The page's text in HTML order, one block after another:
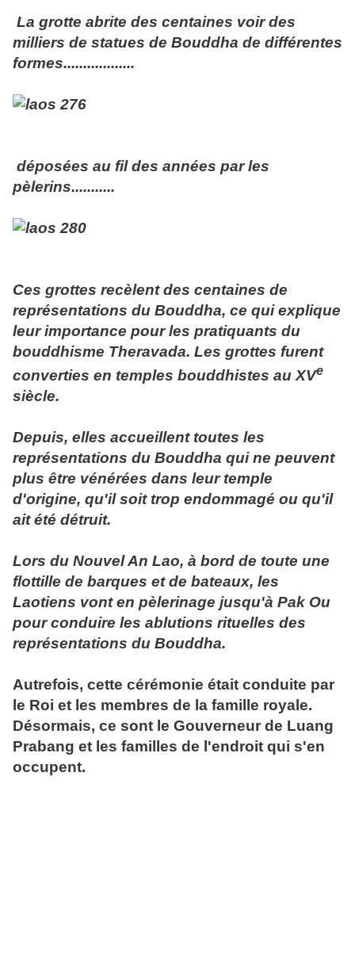
La grotte abrite des centaines voir des
milliers de statues de Bouddha de différentes
formes..................
déposées au fil des années par les
pèlerins...........
Ces grottes recèlent des centaines de
représentations du Bouddha, ce qui explique
leur importance pour les pratiquants du
bouddhisme Theravada. Les grottes furent
converties en temples bouddhistes au XVe
siècle.
Depuis, elles accueillent toutes les
représentations du Bouddha qui ne peuvent
plus être vénérées dans leur temple
d'origine, qu'il soit trop endommagé ou qu'il
ait été détruit.
Lors du Nouvel An Lao, à bord de toute une
flottille de barques et de bateaux, les
Laotiens vont en pèlerinage jusqu'à Pak Ou
pour conduire les ablutions rituelles des
représentations du Bouddha.
Autrefois, cette cérémonie était conduite par
le Roi et les membres de la famille royale.
Désormais, ce sont le Gouverneur de Luang
Prabang et les familles de l'endroit qui s'en
occupent.